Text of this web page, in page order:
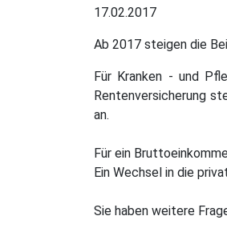
17.02.2017
Ab 2017 steigen die
Für Kranken - und
Rentenversicherung
an.
Für ein
Ein Wechsel in die
Sie haben weitere